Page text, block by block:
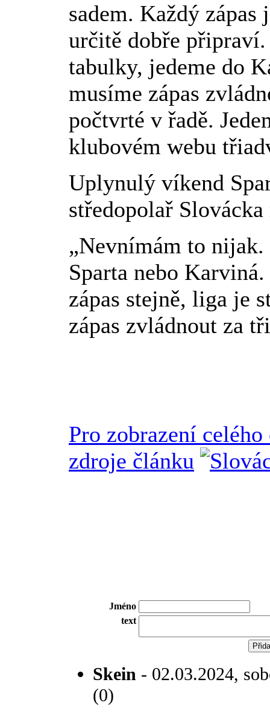
sadem. Každý zápas
určitě dobře
tabulky, jedeme do
musíme zápas
počtvrté v řadě.
klubovém webu
Uplynulý víkend
středopolař
„Nevnímám to
Sparta nebo
zápas stejně, liga je
zápas zvládnout za
Pro zobrazení
zdroje článku
Jméno
text
Skein - 02.03.2024,
(0)